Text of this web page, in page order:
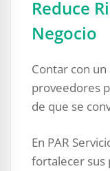
Reduce
Negocio
Contar con
proveedores
de que se
En PAR
fortalecer sus